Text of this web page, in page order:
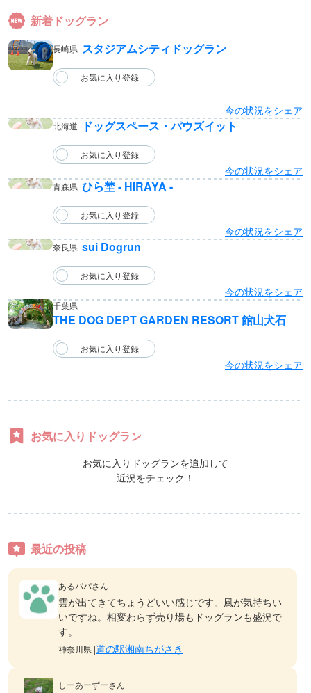
新着ドッグラン
長崎県 |スタジアムシティドッグラン
今の状況をシェア
北海道 | ドッグスペース・パウズイット
今の状況をシェア
青森県 |ひら埜 - HIRAYA -
今の状況をシェア
奈良県 |sui Dogrun
今の状況をシェア
千葉県 |
THE DOG DEPT GARDEN RESORT 館山犬石
今の状況をシェア
お気に入りドッグラン
お気に入りドッグランを追加して
近況をチェック！
最近の投稿
あるパパさん
雲が出てきてちょうどいい感じです。風が気持ちい
いですね。相変わらず売り場もドッグランも盛況で
す。
神奈川県 |道の駅湘南ちがさき
しーあーずーさん